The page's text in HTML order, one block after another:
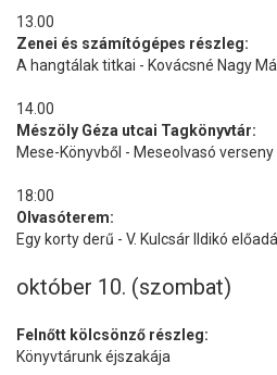
13.00
Zenei és számítógépes részleg:
A hangtálak titkai - Kovácsné Nagy
14.00
Mészöly Géza utcai Tagkönyvtár:
Mese-Könyvből - Meseolvasó verseny
18:00
Olvasóterem:
Egy korty derű - V. Kulcsár Ildikó
október 10. (szombat)
Felnőtt kölcsönző részleg:
Könyvtárunk éjszakája